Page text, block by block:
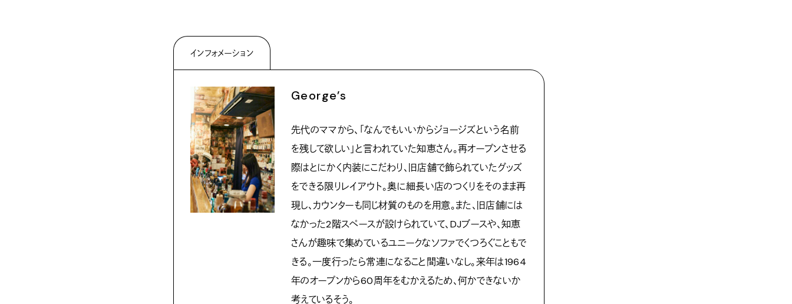
インフォメーション
George’s
先代のママから、「なんでもいいからジョージズという名前
を残して欲しい」と言われていた知恵さん。再オープンさせる
際はとにかく内装にこだわり、旧店舗で飾られていたグッズ
をできる限りレイアウト。奥に細長い店のつくりをそのまま再
現し、カウンターも同じ材質のものを用意。また、旧店舗には
なかった2階スペースが設けられていて、DJブースや、知恵
さんが趣味で集めているユニークなソファでくつろぐこともで
きる。一度行ったら常連になること間違いなし。来年は1964
年のオープンから60周年をむかえるため、何かできないか
考えているそう。